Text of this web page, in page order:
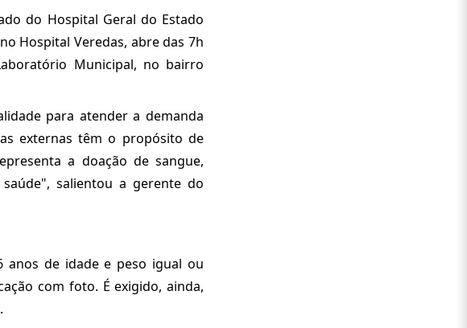
do Hospital Geral do Estado
Hospital Veredas, abre das 7h
Municipal, no bairro
para atender a demanda
externas têm o propósito de
a doação de sangue,
salientou a gerente do
anos de idade e peso igual ou
com foto. É exigido, ainda,